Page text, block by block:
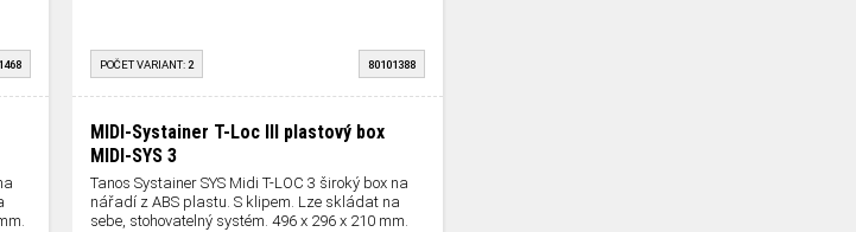
POČET VARIANT: 2 80101388
MIDI-Systainer T-Loc III plastový box
MIDI-SYS 3
Tanos Systainer SYS Midi T-LOC 3 široký box na
nářadí z ABS plastu. S klipem. Lze skládat na
sebe, stohovatelný systém. 496 x 296 x 210 mm.